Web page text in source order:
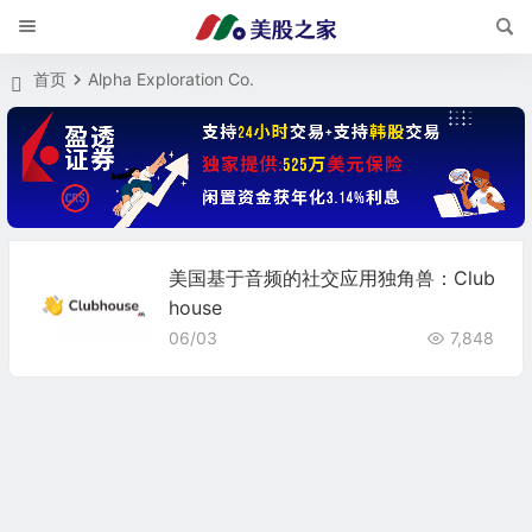
首页 Alpha Exploration Co.
美国基于音频的社交应用独角兽：Club
house
06/03 7,848